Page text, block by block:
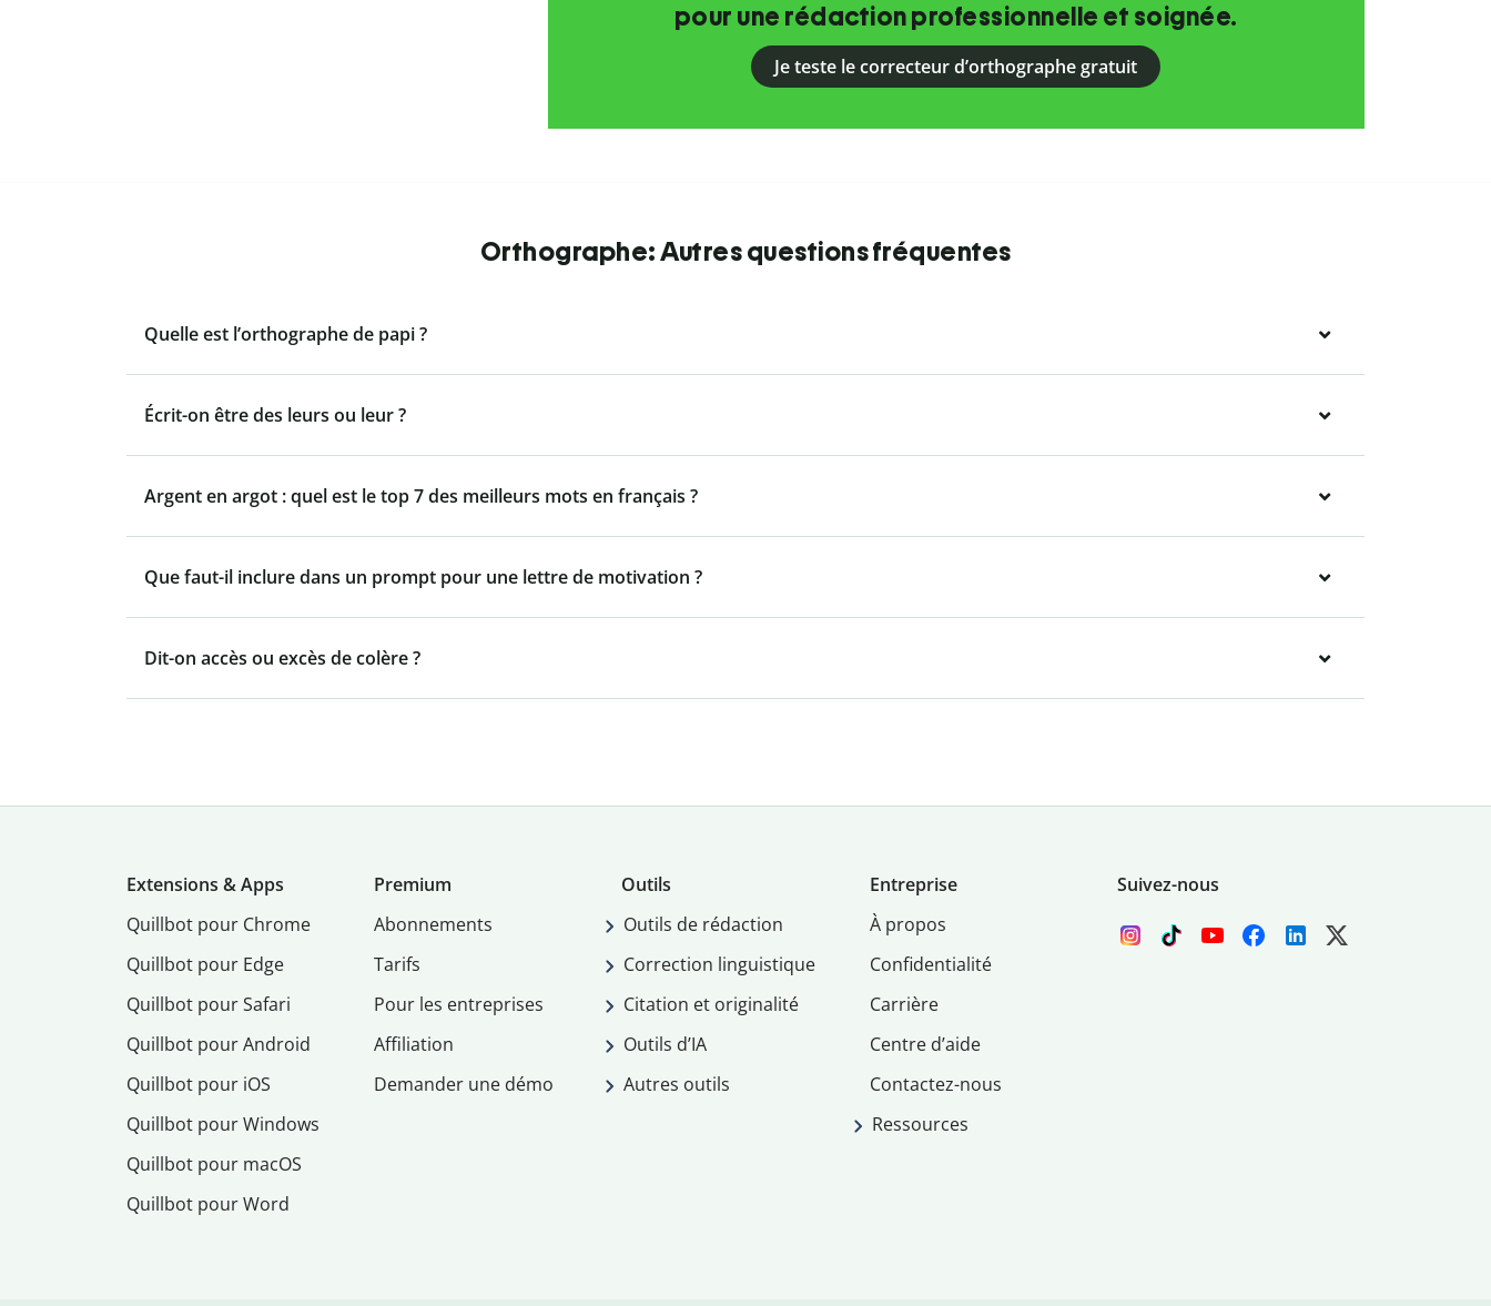
pour une rédaction professionnelle et soignée.
Je teste le correcteur d’orthographe gratuit
Orthographe: Autres questions fréquentes
Quelle est l’orthographe de papi ?
Écrit-on être des leurs ou leur ?
Argent en argot : quel est le top 7 des meilleurs mots en français ?
Que faut-il inclure dans un prompt pour une lettre de motivation ?
Dit-on accès ou excès de colère ?
Extensions & Apps
Quillbot pour Chrome
Quillbot pour Edge
Quillbot pour Safari
Quillbot pour Android
Quillbot pour iOS
Quillbot pour Windows
Quillbot pour macOS
Quillbot pour Word
Premium
Abonnements
Tarifs
Pour les entreprises
Affiliation
Demander une démo
Outils
Outils de rédaction
Correction linguistique
Citation et originalité
Outils d’IA
Autres outils
Entreprise
À propos
Confidentialité
Carrière
Centre d’aide
Contactez-nous
Ressources
Suivez-nous